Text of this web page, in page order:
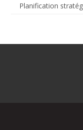
Planification